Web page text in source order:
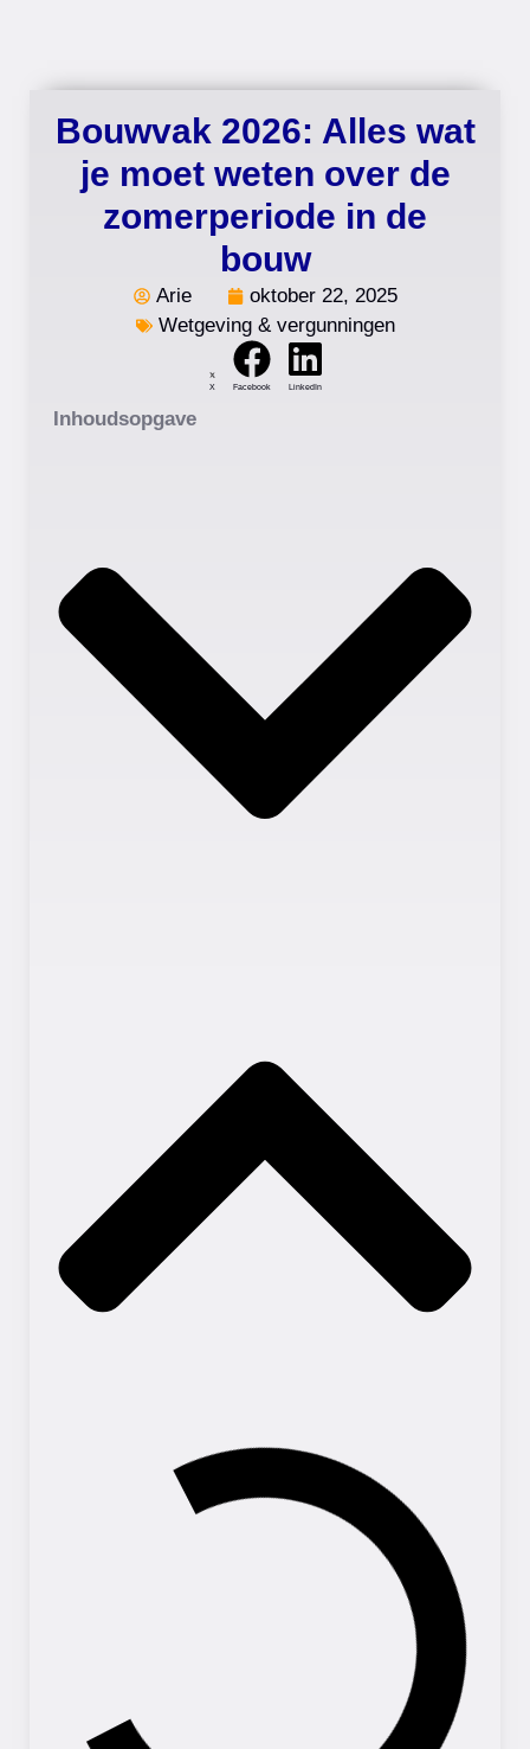
Bouwvak 2026: Alles wat
je moet weten over de
zomerperiode in de
bouw
Arie
oktober 22, 2025
Wetgeving & vergunningen
X Facebook LinkedIn
Inhoudsopgave